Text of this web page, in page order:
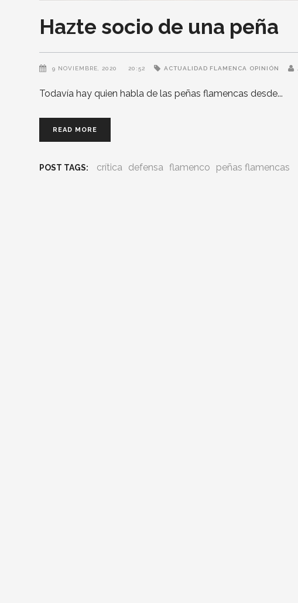
Hazte socio de una peña
9 NOVIEMBRE, 2020 20:52 ACTUALIDAD FLAMENCA OPINIÓN
Todavía hay quien habla de las peñas flamencas desde
READ MORE
POST TAGS: crítica defensa flamenco peñas flamencas